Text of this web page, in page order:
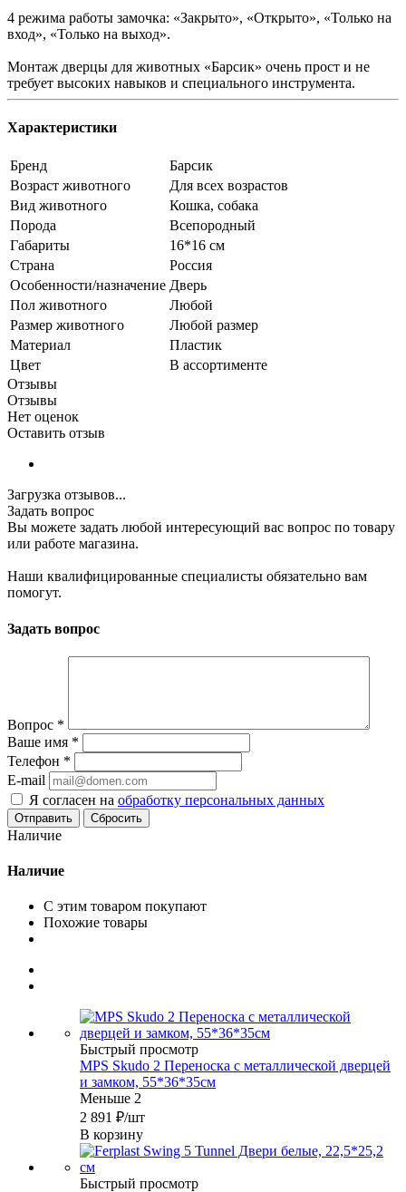
4 режима работы замочка: «Закрыто», «Открыто», «Только на
вход», «Только на выход».
Монтаж дверцы для животных «Барсик» очень прост и не
требует высоких навыков и специального инструмента.
Характеристики
Бренд
Барсик
Возраст животного
Для всех возрастов
Вид животного
Кошка, собака
Порода
Всепородный
Габариты
16*16 см
Страна
Россия
Особенности/назначение Дверь
Пол животного
Любой
Размер животного
Любой размер
Материал
Пластик
Цвет
В ассортименте
Отзывы
Отзывы
Нет оценок
Оставить отзыв
Загрузка отзывов...
Задать вопрос
Вы можете задать любой интересующий вас вопрос по товару
или работе магазина.
Наши квалифицированные специалисты обязательно вам
помогут.
Задать вопрос
Вопрос *
Ваше имя *
Телефон *
E-mail
Я согласен на обработку персональных данных
Сбросить
Наличие
Наличие
С этим товаром покупают
Похожие товары
Быстрый просмотр
MPS Skudo 2 Переноска с металлической дверцей
и замком, 55*36*35см
Меньше 2
2 891 ₽/шт
В корзину
Быстрый просмотр